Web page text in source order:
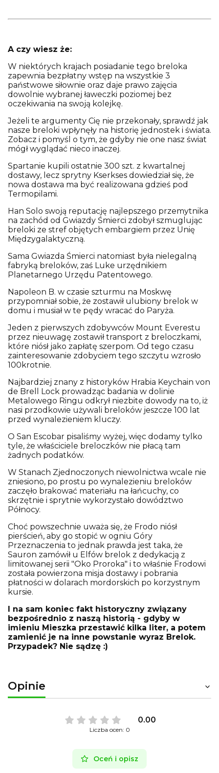
A czy wiesz że:
W niektórych krajach posiadanie tego breloka
zapewnia bezpłatny wstęp na wszystkie 3
państwowe siłownie oraz daje prawo zajęcia
dowolnie wybranej ławeczki poziomej bez
oczekiwania na swoją kolejkę.
Jeżeli te argumenty Cię nie przekonały, sprawdź jak
nasze breloki wpłynęły na historię jednostek i świata.
Zobacz i pomyśl o tym, że gdyby nie one nasz świat
mógł wyglądać nieco inaczej.
Spartanie kupili ostatnie 300 szt. z kwartalnej
dostawy, lecz sprytny Kserkses dowiedział się, że
nowa dostawa ma być realizowana gdzieś pod
Termopilami.
Han Solo swoją reputację najlepszego przemytnika
na zachód od Gwiazdy Śmierci zdobył szmuglując
breloki ze stref objętych embargiem przez Unię
Międzygalaktyczną.
Sama Gwiazda Śmierci natomiast była nielegalną
fabryką breloków, zaś Luke urzędnikiem
Planetarnego Urzędu Patentowego.
Napoleon B. w czasie szturmu na Moskwę
przypomniał sobie, że zostawił ulubiony brelok w
domu i musiał w te pędy wracać do Paryża.
Jeden z pierwszych zdobywców Mount Everestu
przez nieuwagę zostawił transport z breloczkami,
które niósł jako zapłatę szerpom. Od tego czasu
zainteresowanie zdobyciem tego szczytu wzrosło
100krotnie.
Najbardziej znany z historyków Hrabia Keychain von
de Brell Lock prowadząc badania w dolinie
Metalowego Ringu odkrył niezbite dowody na to, iż
nasi przodkowie używali breloków jeszcze 100 lat
przed wynalezieniem kluczy.
O San Escobar pisaliśmy wyżej, więc dodamy tylko
tyle, że właściciele breloczków nie płacą tam
żadnych podatków.
W Stanach Zjednoczonych niewolnictwa wcale nie
zniesiono, po prostu po wynalezieniu breloków
zaczęło brakować materiału na łańcuchy, co
skrzętnie i sprytnie wykorzystało dowództwo
Północy.
Choć powszechnie uważa się, że Frodo niósł
pierścień, aby go stopić w ogniu Góry
Przeznaczenia to jednak prawda jest taka, że
Sauron zamówił u Elfów brelok z dedykacją z
limitowanej serii "Oko Proroka" i to właśnie Frodowi
została powierzona misja dostawy i pobrania
płatności w dolarach mordorskich po korzystnym
kursie.
I na sam koniec fakt historyczny związany
bezpośrednio z naszą historią - gdyby w
imieniu Mieszka przestawić kilka liter, a potem
zamienić je na inne powstanie wyraz Brelok.
Przypadek? Nie sądzę :)
Opinie
0.00
Liczba ocen: 0
Oceń i opisz